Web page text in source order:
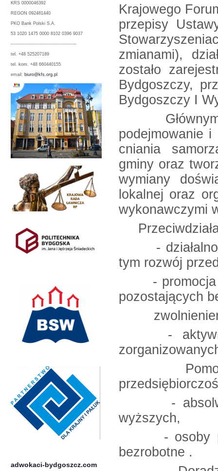
KRS 0000046392
REGON 092481440
PKO Bank Polski S.A.
53 1020 1475 0000 8102 0396 9037
---------------------------------------------
tel. +48 525207189
tel. kom. +48 660440155
email: biuro@kfs.org.pl
adwokaci-bydgoszcz.com
Krajowego
przepisy
zmianami),
zostało
Bydgoszczy I
Głównym
podejmowanie
cniania
gminy oraz
wymiany
lokalnej
wykonawczymi
- działalność
tym rozwój
- promocja
pozostających
-
Pomoc w
-
wyższych,
- osoby
bezrobotne .